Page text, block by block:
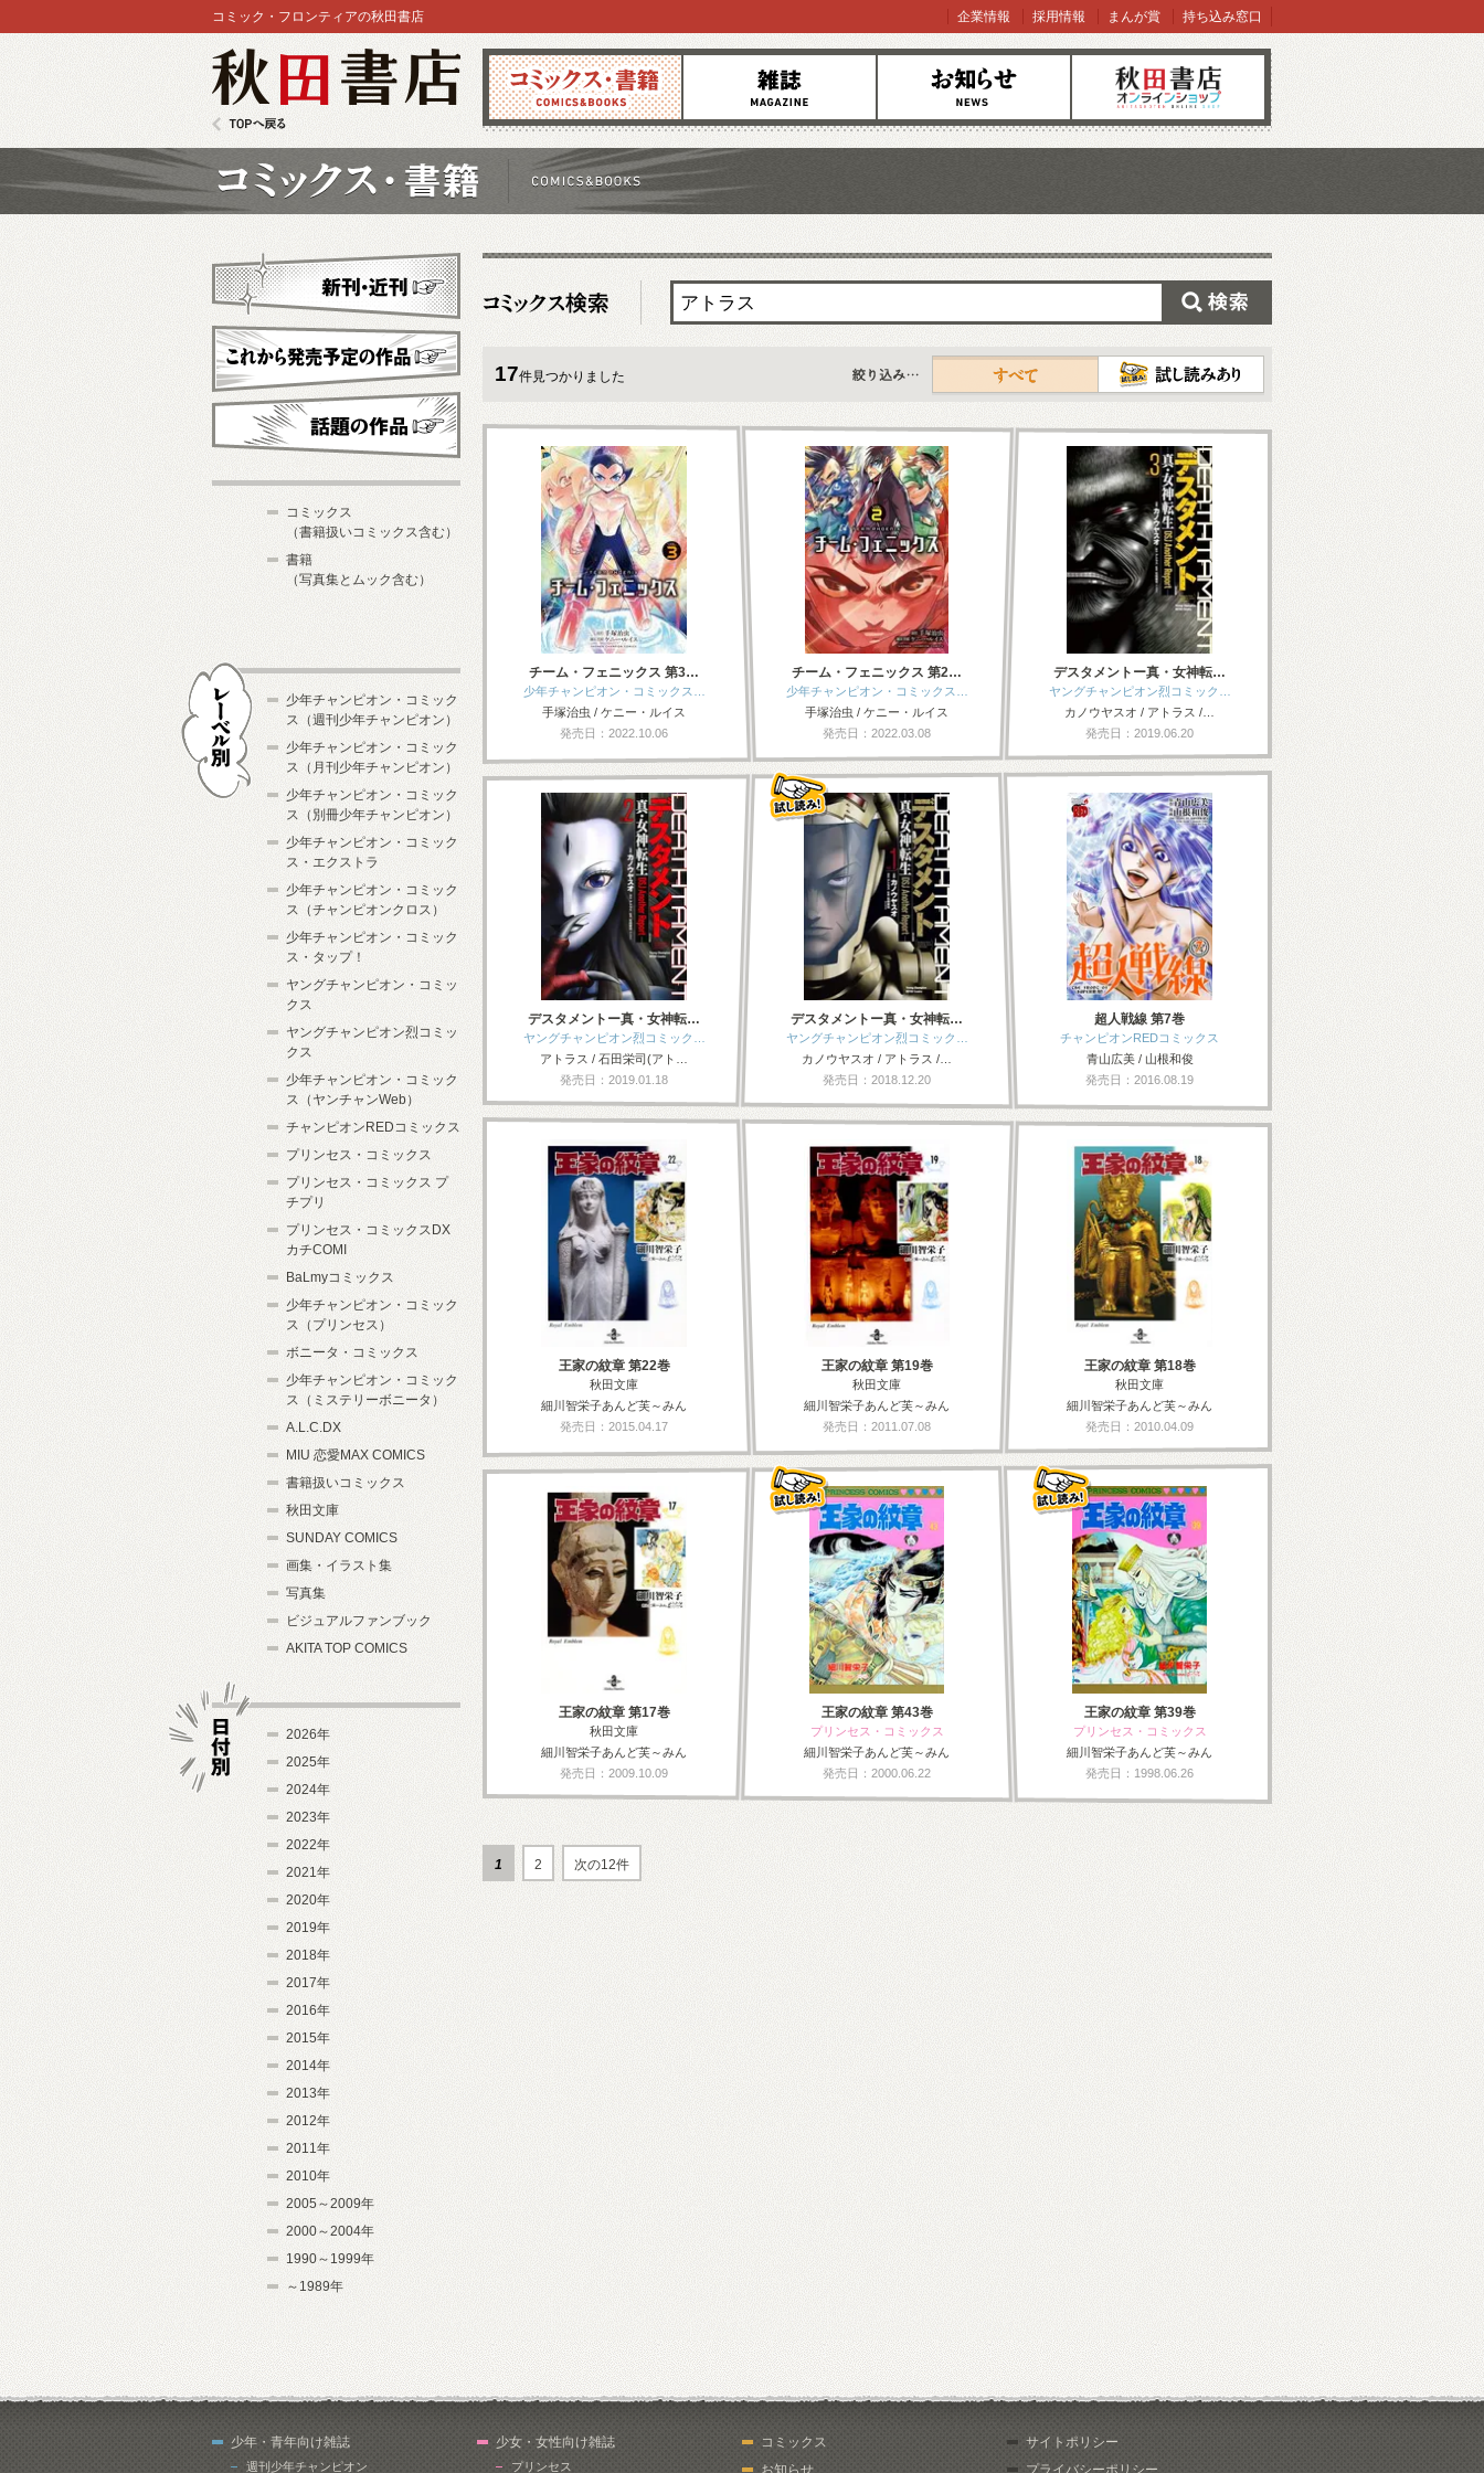
コミックス 雑誌 お知らせ オンラインショップ
コミック・フロンティアの秋田書店 企業情報 採用情報 まんが賞 持ち込み窓口
17件見つかりました
すべて
チーム・フェニックス 第3…
少年チャンピオン・コミックス…
手塚治虫 / ケニー・ルイス
発売日：2022.10.06
チーム・フェニックス 第2…
少年チャンピオン・コミックス…
手塚治虫 / ケニー・ルイス
発売日：2022.03.08
デスタメントー真・女神転…
ヤングチャンピオン烈コミック…
カノウヤスオ / アトラス /…
発売日：2019.06.20
デスタメントー真・女神転…
ヤングチャンピオン烈コミック…
アトラス / 石田栄司(アト…
発売日：2019.01.18
デスタメントー真・女神転…
ヤングチャンピオン烈コミック…
カノウヤスオ / アトラス /…
発売日：2018.12.20
超人戦線 第7巻
チャンピオンREDコミックス
青山広美 / 山根和俊
発売日：2016.08.19
王家の紋章 第22巻
秋田文庫
細川智栄子あんど芙～みん
発売日：2015.04.17
王家の紋章 第19巻
秋田文庫
細川智栄子あんど芙～みん
発売日：2011.07.08
王家の紋章 第18巻
秋田文庫
細川智栄子あんど芙～みん
発売日：2010.04.09
王家の紋章 第17巻
秋田文庫
細川智栄子あんど芙～みん
発売日：2009.10.09
王家の紋章 第43巻
プリンセス・コミックス
細川智栄子あんど芙～みん
発売日：2000.06.22
王家の紋章 第39巻
プリンセス・コミックス
細川智栄子あんど芙～みん
発売日：1998.06.26
1 2 次の12件
新刊・近刊
これから発売予定
コミックス
（書籍扱いコミックス含む）
書籍
（写真集とムック含む）
少年チャンピオン・コミック
ス（週刊少年チャンピオン）
少年チャンピオン・コミック
ス（月刊少年チャンピオン）
少年チャンピオン・コミック
ス（別冊少年チャンピオン）
少年チャンピオン・コミック
ス・エクストラ
少年チャンピオン・コミック
ス（チャンピオンクロス）
少年チャンピオン・コミック
ス・タップ！
ヤングチャンピオン・コミッ
クス
ヤングチャンピオン烈コミッ
クス
少年チャンピオン・コミック
ス（ヤンチャンWeb）
チャンピオンREDコミックス
プリンセス・コミックス
プリンセス・コミックス プ
チプリ
プリンセス・コミックスDX
カチCOMI
BaLmyコミックス
少年チャンピオン・コミック
ス（プリンセス）
ボニータ・コミックス
少年チャンピオン・コミック
ス（ミステリーボニータ）
A.L.C.DX
MIU 恋愛MAX COMICS
書籍扱いコミックス
秋田文庫
SUNDAY COMICS
画集・イラスト集
写真集
ビジュアルファンブック
AKITA TOP COMICS
2026年
2025年
2024年
2023年
2022年
2021年
2020年
2019年
2018年
2017年
2016年
2015年
2014年
2013年
2012年
2011年
2010年
2005～2009年
2000～2004年
1990～1999年
～1989年
少年・青年向け雑誌
週刊少年チャンピオン
少女・女性向け雑誌
プリンセス
コミックス
お知らせ
サイトポリシー
プライバシーポリシー